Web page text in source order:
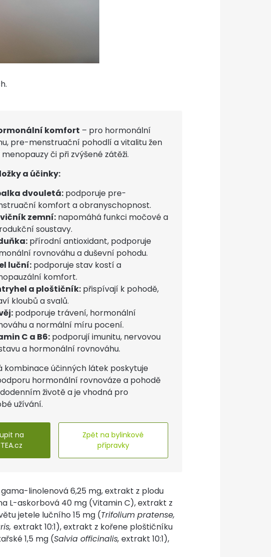
komfort – pro hormonální
pre-menstruační pohodlí a vitalitu žen
či při zvýšené zátěži.
a účinky:
dvouletá: podporuje pre-
komfort a obranyschopnost.
zemní: napomáhá funkci močové a
soustavy.
přírodní antioxidant, podporuje
rovnováhu a duševní pohodu.
luční: podporuje stav kostí a
komfort.
a ploštičník: přispívají k pohodě,
kloubů a svalů.
podporuje trávení, hormonální
a normální míru pocení.
C a B6: podporují imunitu, nervovou
a hormonální rovnováhu.
kombinace účinných látek poskytuje
hormonální rovnováze a pohodě
životě a je vhodná pro
užívání.
na
Zpět na bylinkové
přípravky
linolenová 6,25 mg, extrakt z plodu
L-askorbová 40 mg (Vitamin C), extrakt z
jetele lučního 15 mg (Trifolium pratense,
extrakt 10:1), extrakt z kořene ploštičníku
1,5 mg (Salvia officinalis, extrakt 10:1),